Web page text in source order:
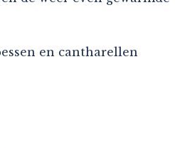
en cantharellen